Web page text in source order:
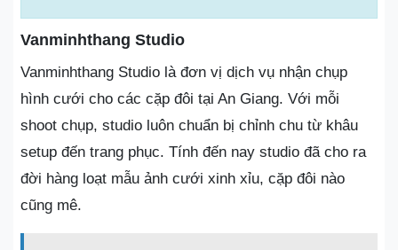
Vanminhthang Studio
Vanminhthang Studio là đơn vị dịch vụ nhận chụp
hình cưới cho các cặp đôi tại An Giang. Với mỗi
shoot chụp, studio luôn chuẩn bị chỉnh chu từ khâu
setup đến trang phục. Tính đến nay studio đã cho ra
đời hàng loạt mẫu ảnh cưới xinh xỉu, cặp đôi nào
cũng mê.